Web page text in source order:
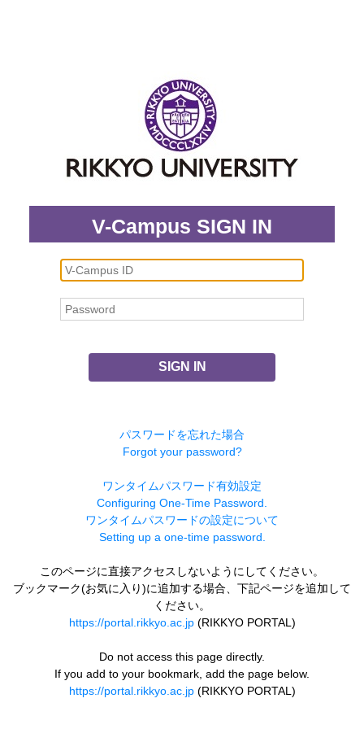
V-Campus SIGN IN
SIGN IN
パスワードを忘れた場合
Forgot your password?
ワンタイムパスワード有効設定
Configuring One-Time Password.
ワンタイムパスワードの設定について
Setting up a one-time password.
このページに直接アクセスしないようにしてください。
ブックマーク(お気に入り)に追加する場合、下記ページを追加して
ください。
https://portal.rikkyo.ac.jp(RIKKYO PORTAL)
Do not access this page directly.
If you add to your bookmark, add the page below.
https://portal.rikkyo.ac.jp(RIKKYO PORTAL)